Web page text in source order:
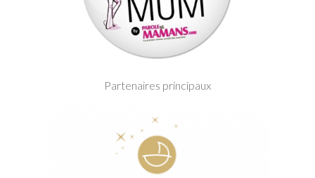
Partenaires principaux